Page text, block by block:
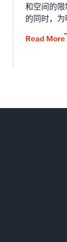
和空间的
的同时，
Read More